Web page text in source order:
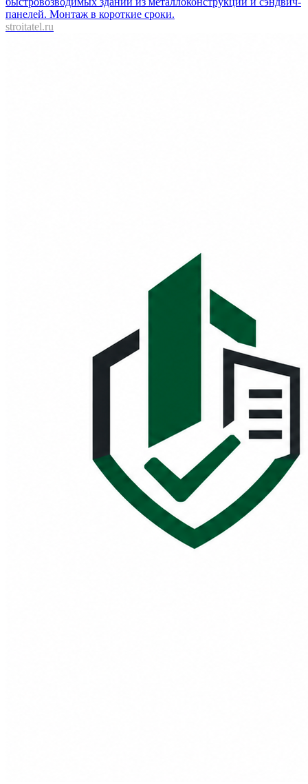
панелей. Монтаж в короткие сроки.
stroitatel.ru